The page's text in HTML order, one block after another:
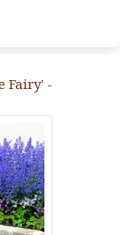
Fairy' -